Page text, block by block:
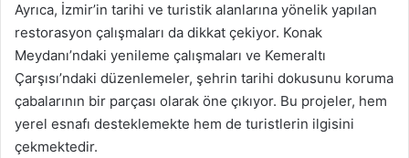
Ayrıca, İzmir’in tarihi ve turistik alanlarına yönelik yapılan
restorasyon çalışmaları da dikkat çekiyor. Konak
Meydanı’ndaki yenileme çalışmaları ve Kemeraltı
Çarşısı’ndaki düzenlemeler, şehrin tarihi dokusunu koruma
çabalarının bir parçası olarak öne çıkıyor. Bu projeler, hem
yerel esnafı desteklemekte hem de turistlerin ilgisini
çekmektedir.